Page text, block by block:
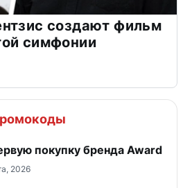
создают фильм
симфонии
покупку бренда Award
2026